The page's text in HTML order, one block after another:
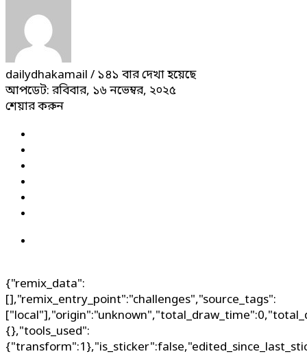
dailydhakamail / ১৪১ বার দেখা হয়েছে
আপডেট: রবিবার, ১৬ নভেম্বর, ২০২৫
শেয়ার করুন
{"remix_data":
[],"remix_entry_point":"challenges","source_tags":
{},"tools_used":